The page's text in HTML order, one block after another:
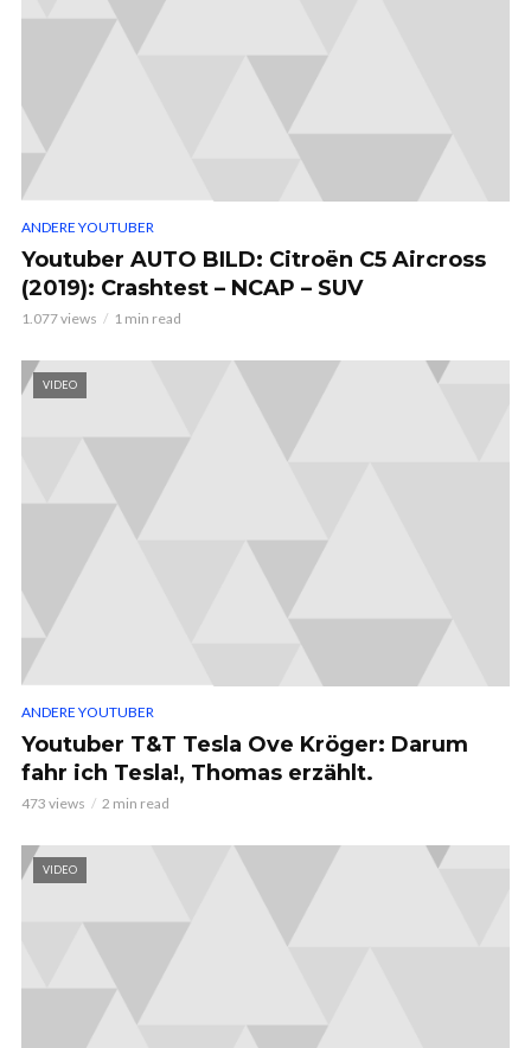
ANDERE YOUTUBER
Youtuber AUTO BILD: Citroën C5 Aircross
(2019): Crashtest – NCAP – SUV
1.077 views 1 min read
VIDEO
ANDERE YOUTUBER
Youtuber T&T Tesla Ove Kröger: Darum
fahr ich Tesla!, Thomas erzählt.
473 views 2 min read
VIDEO